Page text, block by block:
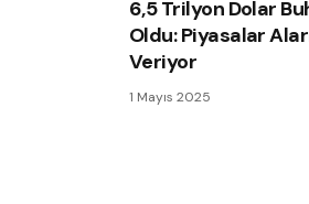
6,5 Trilyon Dolar
Oldu: Piyasalar
Veriyor
1 Mayıs 2025